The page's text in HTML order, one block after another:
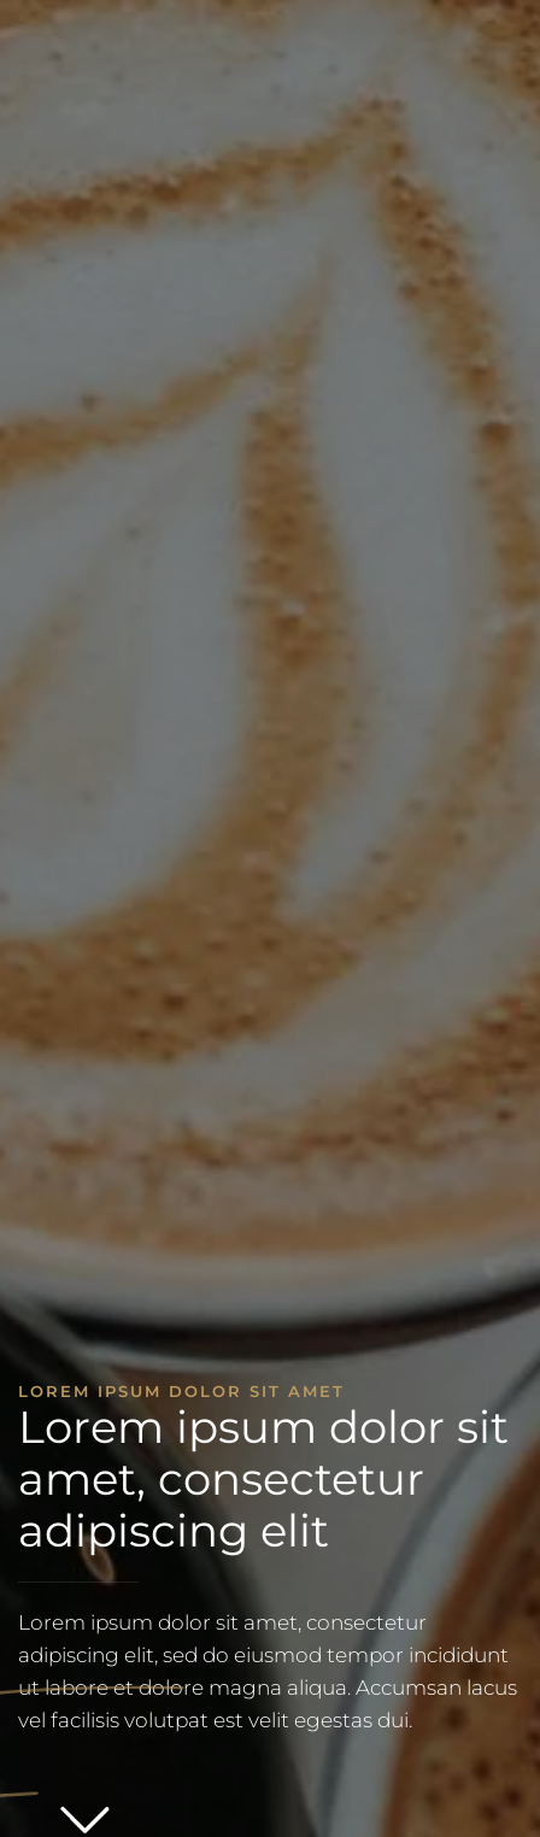
LOREM IPSUM DOLOR SIT AMET
Lorem ipsum dolor sit
amet, consectetur
adipiscing elit
Lorem ipsum dolor sit amet, consectetur
adipiscing elit, sed do eiusmod tempor incididunt
ut labore et dolore magna aliqua. Accumsan lacus
vel facilisis volutpat est velit egestas dui.